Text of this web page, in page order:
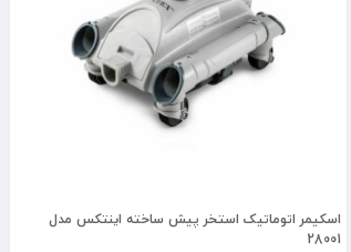
اسکیمر اتوماتیک استخر پیش ساخته اینتکس مدل
28001